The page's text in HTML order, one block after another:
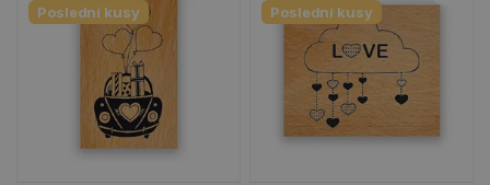
Poslední kusy
Poslední kusy